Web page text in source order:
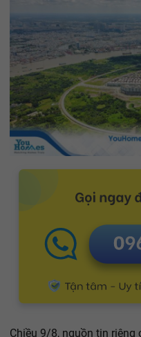
Chiều 9/8, nguồn tin riêng